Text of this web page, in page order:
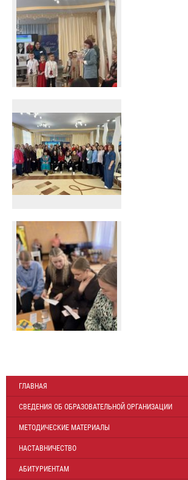
ГЛАВНАЯ
СВЕДЕНИЯ ОБ ОБРАЗОВАТЕЛЬНОЙ ОРГАНИЗАЦИИ
МЕТОДИЧЕСКИЕ МАТЕРИАЛЫ
НАСТАВНИЧЕСТВО
АБИТУРИЕНТАМ